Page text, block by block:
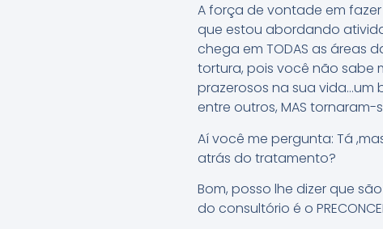
A força de vontade em
que estou abordando
chega em TODAS as áreas
tortura, pois você não sabe
prazerosos na sua vida…um
entre outros, MAS
Aí você me pergunta: Tá
atrás do tratamento?
Bom, posso lhe dizer que
do consultório é o